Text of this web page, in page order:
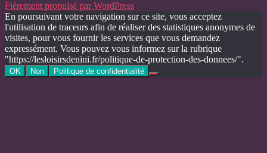
Fièrement propulsé par WordPress
En poursuivant votre navigation sur ce site, vous acceptez
l'utilisation de traceurs afin de réaliser des statistiques anonymes de
visites, pour vous fournir les services que vous demandez
expressément. Vous pouvez vous informez sur la rubrique
"https://lesloisirsdenini.fr/politique-de-protection-des-donnees/".
OK Non Politique de confidentialité